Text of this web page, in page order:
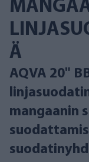
Ä
AQVA 20"
mangaanin